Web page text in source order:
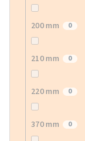
200 mm 0
210 mm 0
220 mm 0
370 mm 0